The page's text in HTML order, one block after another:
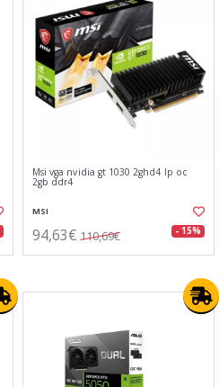
Msi vga nvidia gt 1030 2ghd4 lp oc
2gb ddr4
MSI
94,63€ 110,69€ - 15%